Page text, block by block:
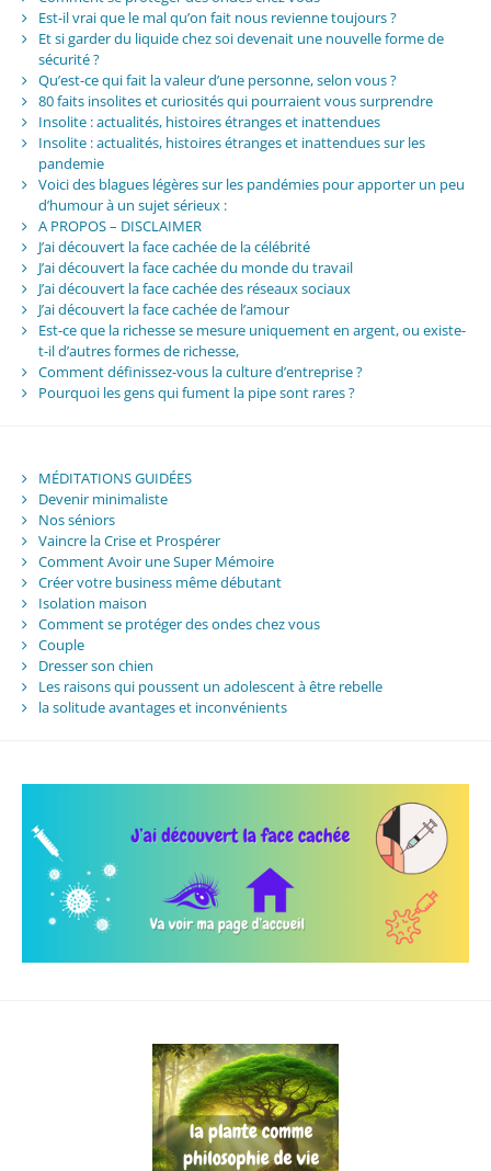
Est-il vrai que le mal qu’on fait nous revienne toujours ?
Et si garder du liquide chez soi devenait une nouvelle forme de
sécurité ?
Qu’est-ce qui fait la valeur d’une personne, selon vous ?
80 faits insolites et curiosités qui pourraient vous surprendre
Insolite : actualités, histoires étranges et inattendues
Insolite : actualités, histoires étranges et inattendues sur les
pandemie
Voici des blagues légères sur les pandémies pour apporter un peu
d’humour à un sujet sérieux :
A PROPOS – DISCLAIMER
J’ai découvert la face cachée de la célébrité
J’ai découvert la face cachée du monde du travail
J’ai découvert la face cachée des réseaux sociaux
J’ai découvert la face cachée de l’amour
Est-ce que la richesse se mesure uniquement en argent, ou existe-
t-il d’autres formes de richesse,
Comment définissez-vous la culture d’entreprise ?
Pourquoi les gens qui fument la pipe sont rares ?
MÉDITATIONS GUIDÉES
Devenir minimaliste
Nos séniors
Vaincre la Crise et Prospérer
Comment Avoir une Super Mémoire
Créer votre business même débutant
Isolation maison
Comment se protéger des ondes chez vous
Couple
Dresser son chien
Les raisons qui poussent un adolescent à être rebelle
la solitude avantages et inconvénients